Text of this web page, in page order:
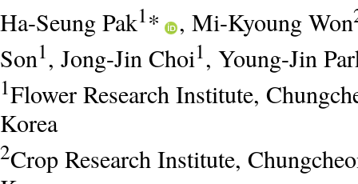
Ha-Seung Pak1* , Mi-Kyoung Won
Son1, Jong-Jin Choi1, Young-Jin
1Flower Research Institute,
Korea
2Crop Research Institute,